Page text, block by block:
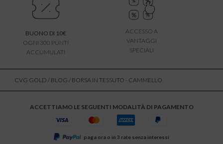
BUONO DI 10€
OGNI 300 PUNTI
ACCUMULATI
ACCESSO A
VANTAGGI
SPECIALI
CVG GOLD / BLOG / BORSA IN TESSUTO - CAMMELLO
ACCETTIAMO LE SEGUENTI MODALITÀ DI PAGAMENTO
paga ora o in 3 rate senza interessi